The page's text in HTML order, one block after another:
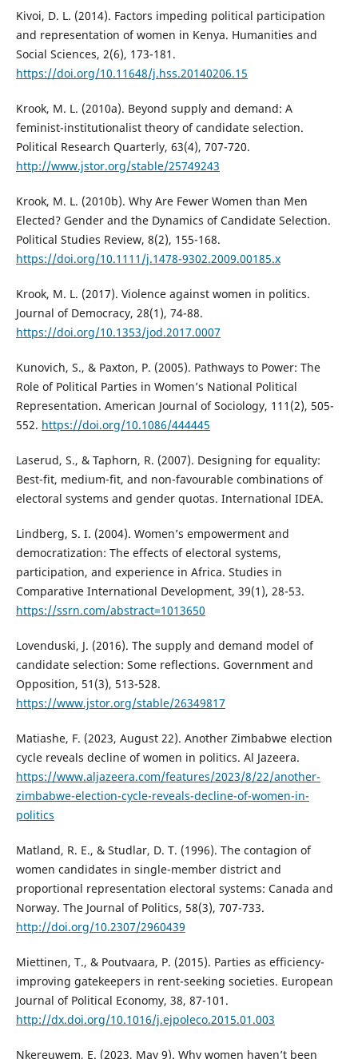
Kivoi, D. L. (2014). Factors impeding political participation
and representation of women in Kenya. Humanities and
Social Sciences, 2(6), 173-181.
https://doi.org/10.11648/j.hss.20140206.15
Krook, M. L. (2010a). Beyond supply and demand: A
feminist-institutionalist theory of candidate selection.
Political Research Quarterly, 63(4), 707-720.
http://www.jstor.org/stable/25749243
Krook, M. L. (2010b). Why Are Fewer Women than Men
Elected? Gender and the Dynamics of Candidate Selection.
Political Studies Review, 8(2), 155-168.
https://doi.org/10.1111/j.1478-9302.2009.00185.x
Krook, M. L. (2017). Violence against women in politics.
Journal of Democracy, 28(1), 74-88.
https://doi.org/10.1353/jod.2017.0007
Kunovich, S., & Paxton, P. (2005). Pathways to Power: The
Role of Political Parties in Women’s National Political
Representation. American Journal of Sociology, 111(2), 505-
552. https://doi.org/10.1086/444445
Laserud, S., & Taphorn, R. (2007). Designing for equality:
Best-fit, medium-fit, and non-favourable combinations of
electoral systems and gender quotas. International IDEA.
Lindberg, S. I. (2004). Women’s empowerment and
democratization: The effects of electoral systems,
participation, and experience in Africa. Studies in
Comparative International Development, 39(1), 28-53.
https://ssrn.com/abstract=1013650
Lovenduski, J. (2016). The supply and demand model of
candidate selection: Some reflections. Government and
Opposition, 51(3), 513-528.
https://www.jstor.org/stable/26349817
Matiashe, F. (2023, August 22). Another Zimbabwe election
cycle reveals decline of women in politics. Al Jazeera.
https://www.aljazeera.com/features/2023/8/22/another-
zimbabwe-election-cycle-reveals-decline-of-women-in-
politics
Matland, R. E., & Studlar, D. T. (1996). The contagion of
women candidates in single-member district and
proportional representation electoral systems: Canada and
Norway. The Journal of Politics, 58(3), 707-733.
http://doi.org/10.2307/2960439
Miettinen, T., & Poutvaara, P. (2015). Parties as efficiency-
improving gatekeepers in rent-seeking societies. European
Journal of Political Economy, 38, 87-101.
http://dx.doi.org/10.1016/j.ejpoleco.2015.01.003
Nkereuwem, E. (2023, May 9). Why women haven’t been